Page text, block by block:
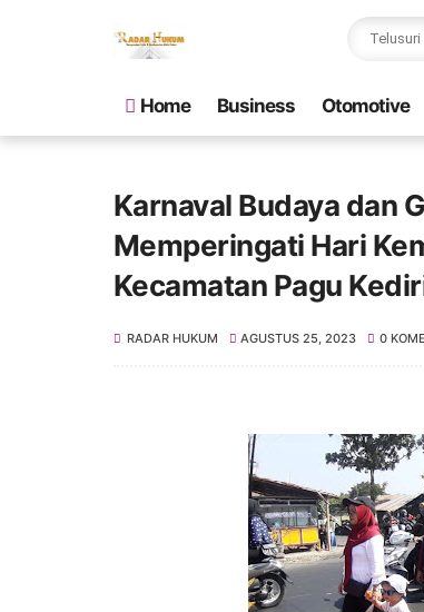
Home Business Otomotive
Karnaval Budaya dan
Memperingati Hari
Kecamatan Pagu
RADAR HUKUM AGUSTUS 25, 2023 0